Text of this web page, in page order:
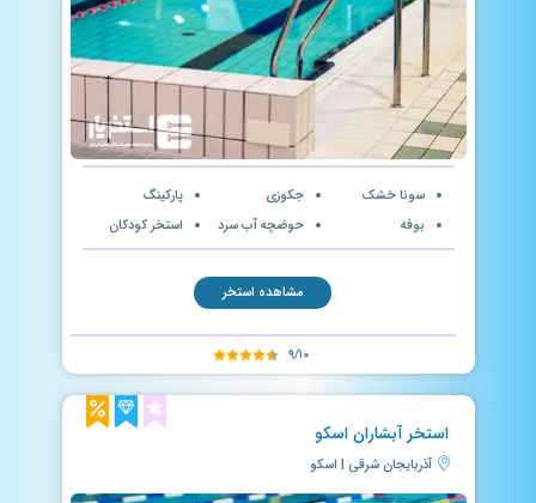
سونا خشک
بوفه
جکوزی
حوضچه آب سرد
پارکینگ
استخر کودکان
مشاهده استخر
۹/۱۰
استخر آبشاران اسکو
آذربایجان شرقی | اسکو